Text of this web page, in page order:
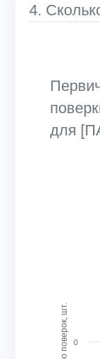
4.
для
The chart
The chart
Кол-во поверок, шт. 0